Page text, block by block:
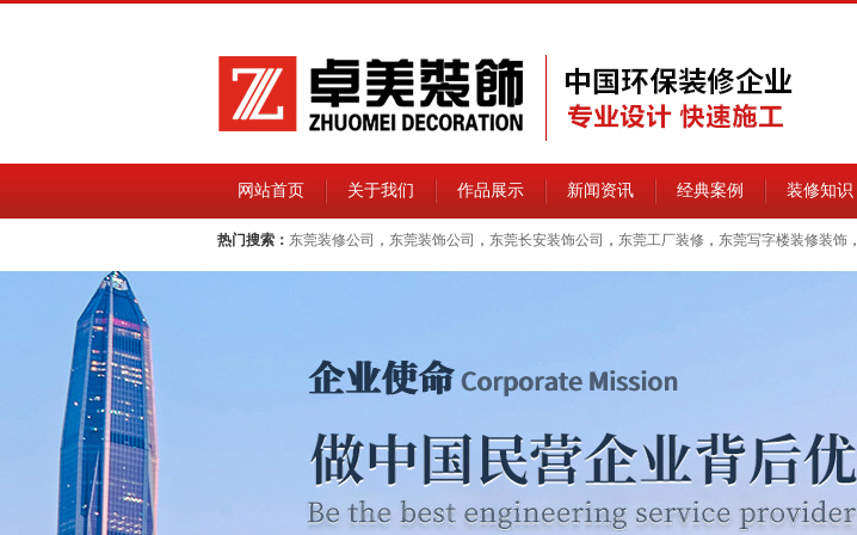
网站首页 关于我们 作品展示 新闻资讯 经典案例 装修知识
热门搜索： 东莞装修公司 ， 东莞装饰公司 ， 东莞长安装饰公司 ， 东莞工厂装修 ， 东莞写字楼装修装饰 ，